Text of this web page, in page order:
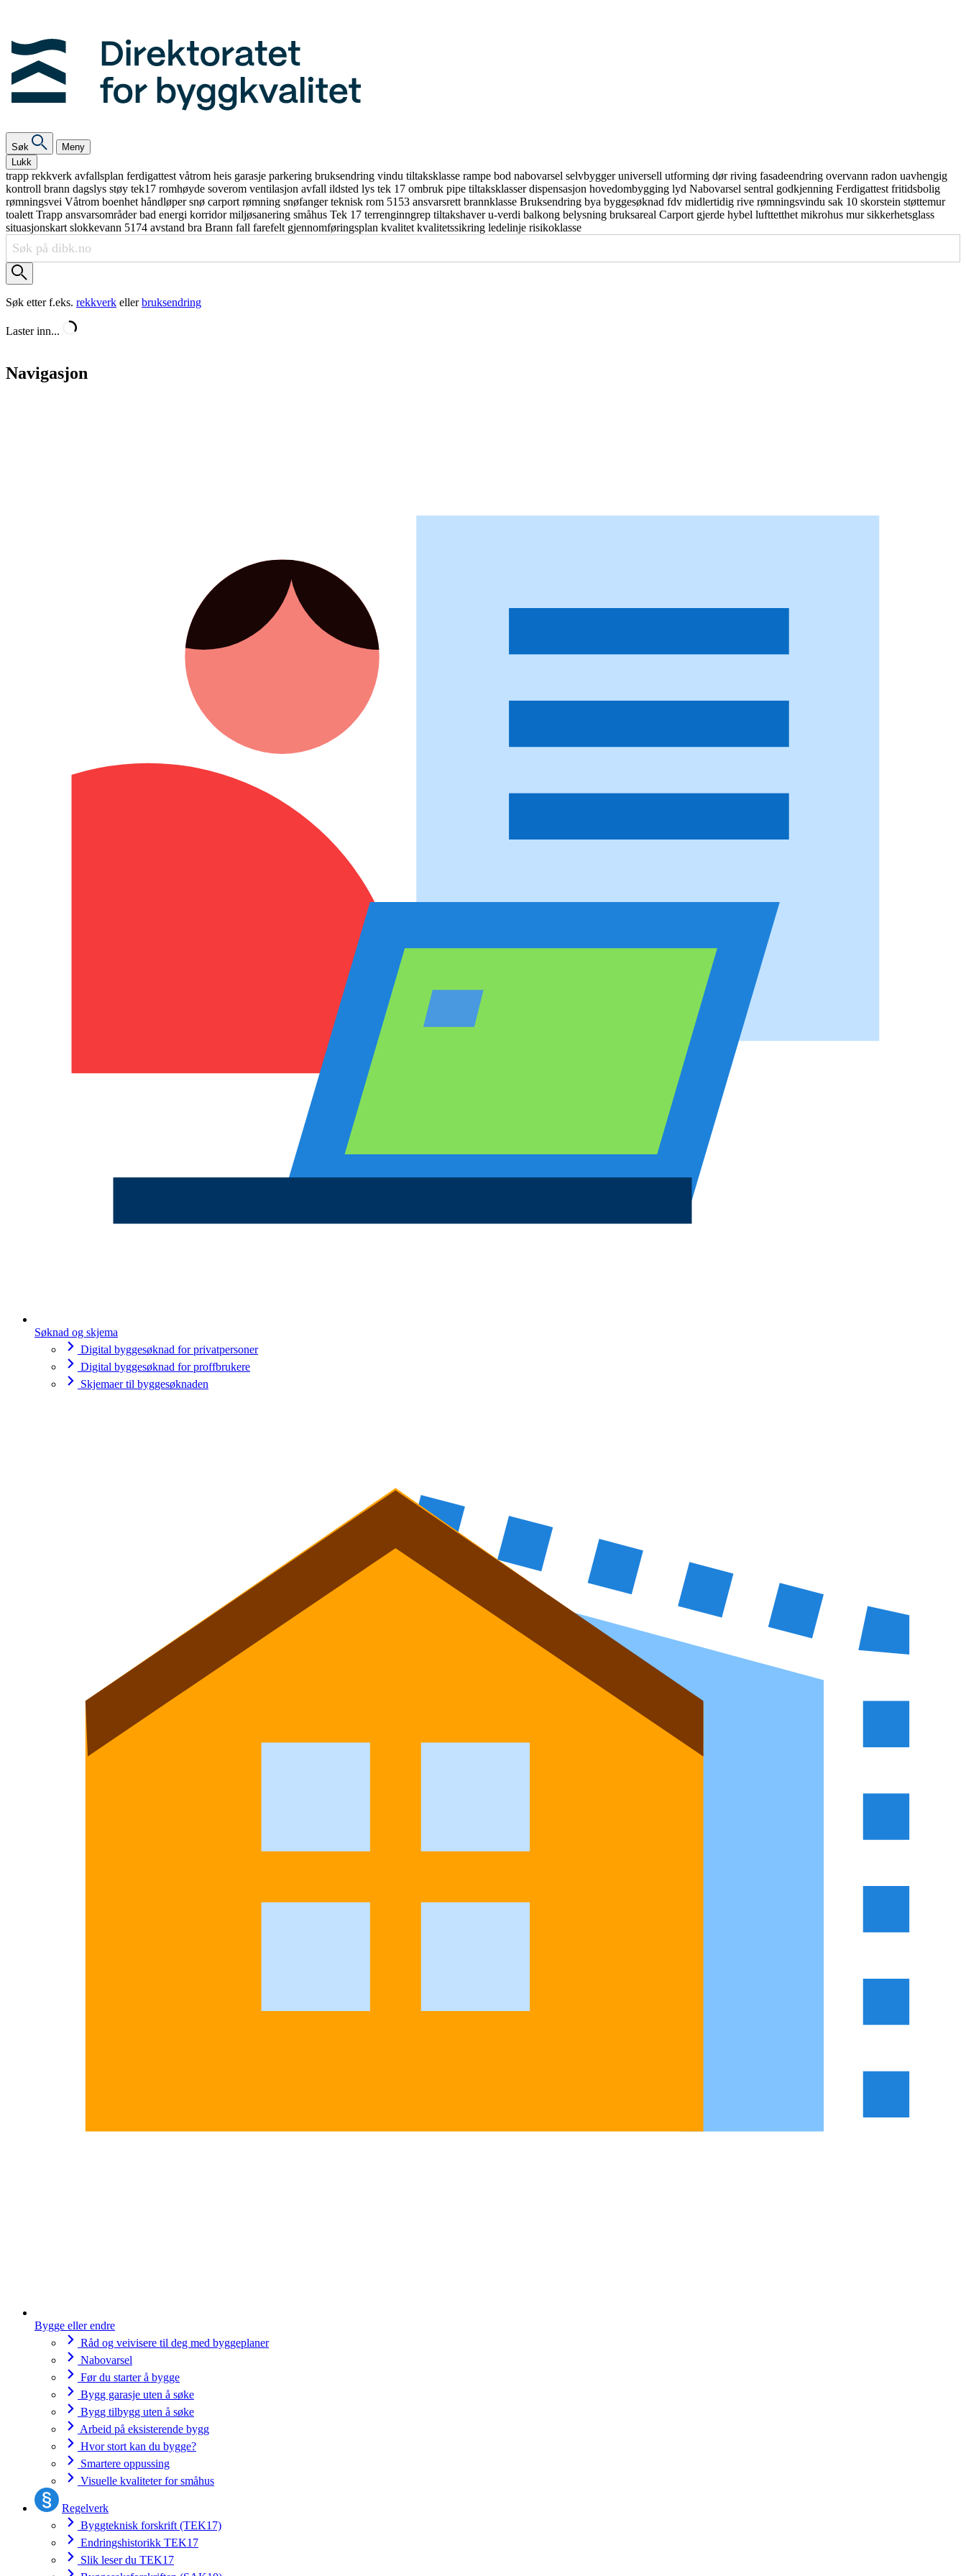
Søk
Meny
Lukk
trapp rekkverk avfallsplan ferdigattest våtrom heis garasje parkering bruksendring vindu tiltaksklasse rampe bod nabovarsel selvbyggeruniversell utforming dørriving fasadeendring overvann radon uavhengig
kontroll brann dagslys støy tek17 romhøyde soverom ventilasjon avfall ildsted lys tek 17 ombruk pipe tiltaksklasserdispensasjon hovedombygging lyd Nabovarsel sentral godkjenning Ferdigattest fritidsbolig
rømningsvei Våtrom boenhet håndløpersnø carport rømning snøfangerteknisk rom 5153 ansvarsrett brannklasse Bruksendring bya byggesøknad fdv midlertidig rive rømningsvindu sak 10 skorstein støttemur
toalett Trapp ansvarsområderbad energi korridormiljøsanering småhus Tek 17 terrenginngrep tiltakshaveru-verdi balkong belysning bruksareal Carport gjerde hybel lufttetthet mikrohus mursikkerhetsglass
situasjonskart slokkevann 5174 avstand bra Brann fall farefelt gjennomføringsplan kvalitet kvalitetssikring ledelinje risikoklasse
Søk etter f.eks. rekkverk ellerbruksendring
Laster inn...
Navigasjon
Søknad og skjema
Digital byggesøknad for privatpersoner
Digital byggesøknad for proffbrukere
Skjemaer til byggesøknaden
Bygge eller endre
Råd og veivisere til deg med byggeplaner
Nabovarsel
Før du starter å bygge
Bygg garasje uten å søke
Bygg tilbygg uten å søke
Arbeid på eksisterende bygg
Hvor stort kan du bygge?
Smartere oppussing
Visuelle kvaliteter for småhus
Regelverk
Byggteknisk forskrift (TEK17)
Endringshistorikk TEK17
Slik leser du TEK17